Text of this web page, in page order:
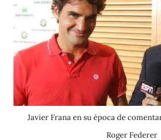
Javier Frana en su época de
Roger Federer